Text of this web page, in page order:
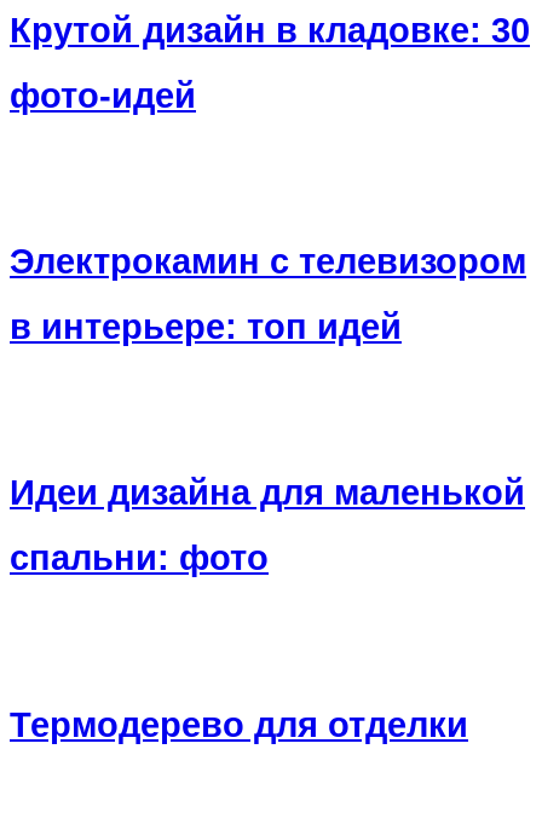
Крутой дизайн в кладовке: 30
фото-идей
Электрокамин с телевизором
в интерьере: топ идей
Идеи дизайна для маленькой
спальни: фото
Термодерево для отделки